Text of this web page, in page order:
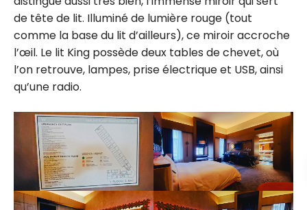
de tête de lit. Illuminé de lumière rouge (tout
comme la base du lit d’ailleurs), ce miroir accroche
l’œil. Le lit King possède deux tables de chevet, où
l’on retrouve, lampes, prise électrique et USB, ainsi
qu’une radio.